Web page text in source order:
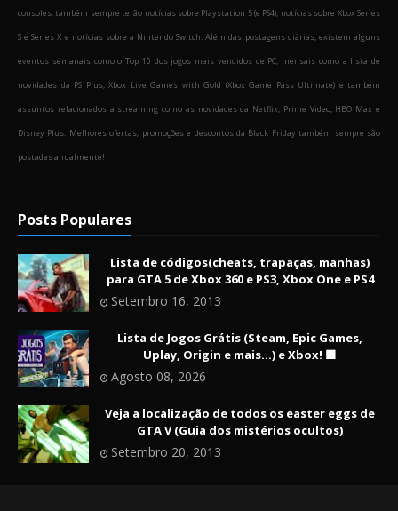
consoles, também sempre terão notícias sobre Playstation 5 (e PS4), notícias sobre Xbox Series
S e Series X e notícias sobre a Nintendo Switch. Além das postagens diárias, existem alguns
eventos semanais como o Top 10 dos jogos mais vendidos de PC, mensais como a lista de
novidades da PS Plus, Xbox Live Games with Gold (Xbox Game Pass Ultimate) e também
assuntos relacionados a streaming como as novidades da Netflix, Prime Video, HBO Max e
Disney Plus. Melhores ofertas, promoções e descontos da Black Friday também sempre são
postadas anualmente!
Posts Populares
Lista de códigos(cheats, trapaças, manhas)
para GTA 5 de Xbox 360 e PS3, Xbox One e PS4
Setembro 16, 2013
Lista de Jogos Grátis (Steam, Epic Games,
Uplay, Origin e mais...) e Xbox! 🟩
Agosto 08, 2026
Veja a localização de todos os easter eggs de
GTA V (Guia dos mistérios ocultos)
Setembro 20, 2013